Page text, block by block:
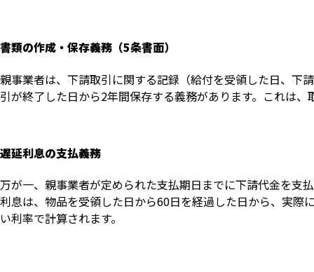
書類の作成・保存義務（5条書面）
親事業者は、下請取引に関する記録（給付を受領した日、下
引が終了した日から2年間保存する義務があります。これは
遅延利息の支払義務
万が一、親事業者が定められた支払期日までに下請代金を支
利息は、物品を受領した日から60日を経過した日から、実際
い利率で計算されます。